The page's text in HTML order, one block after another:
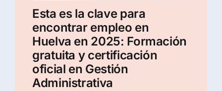
Esta es la clave para
encontrar empleo en
Huelva en 2025: Formación
gratuita y certificación
oficial en Gestión
Administrativa